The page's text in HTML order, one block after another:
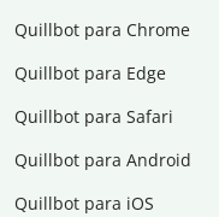
Quillbot para Chrome
Quillbot para Edge
Quillbot para Safari
Quillbot para Android
Quillbot para iOS